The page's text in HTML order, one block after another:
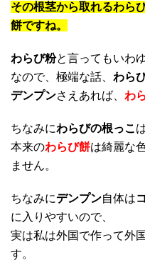
その根茎から取れるわら
餅ですね。
わらび粉と言ってもいわ
なので、極端な話、 わら
デンプンさえあれば、 わ
ちなみにわらびの根っこ
本来のわらび餅は綺麗な
ません。
ちなみにデンプン自体は
に入りやすいので、
実は私は外国で作って外
す。